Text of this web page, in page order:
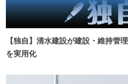
【独自】清水建設が建設・維持管
を実用化